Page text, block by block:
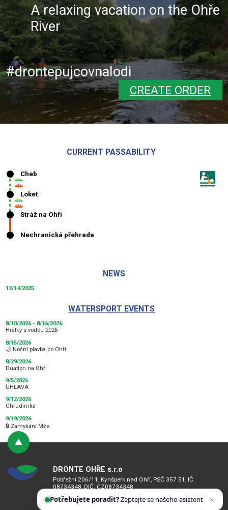
A relaxing vacation on the Ohře
River
#drontepujcovnalodi
CREATE ORDER
CURRENT PASSABILITY
NEWS
12/14/2025
WATERSPORT EVENTS
8/10/2026 - 8/16/2026
Hrátky s vodou 2026
8/15/2026
🌙 Noční plavba po Ohři
8/29/2026
Duatlon na Ohři
9/5/2026
ÚHLAVA
9/12/2026
Chrudimka
9/19/2026
🔒 Zamykání Mže
DRONTE OHŘE s.r.o
Pobřežní 206/11, Kynšperk nad Ohří, PSČ 357 51, IČ:
08734348, DIČ: CZ08734348
Bankovní spojení: 2101731194/2010
Potřebujete poradit?Zeptejte se našeho asistenta
Chettyho.